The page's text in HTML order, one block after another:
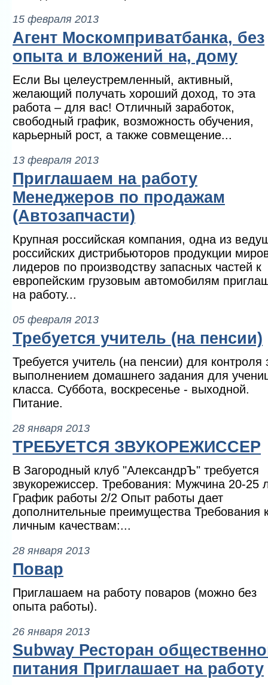
15 февраля 2013
Агент Москомприватбанка, без
опыта и вложений на, дому
Если Вы целеустремленный, активный,
желающий получать хороший доход, то эта
работа – для вас! Отличный заработок,
свободный график, возможность обучения,
карьерный рост, а также совмещение...
13 февраля 2013
Приглашаем на работу
Менеджеров по продажам
(Автозапчасти)
Крупная российская компания, одна из
российских дистрибьюторов продукции
лидеров по производству запасных частей к
европейским грузовым автомобилям
на работу...
05 февраля 2013
Требуется учитель (на пенсии)
Требуется учитель (на пенсии) для контроля
выполнением домашнего задания для
класса. Суббота, воскресенье - выходной.
Питание.
28 января 2013
ТРЕБУЕТСЯ ЗВУКОРЕЖИССЕР
В Загородный клуб "АлександрЪ" требуется
звукорежиссер. Требования: Мужчина 20-25
График работы 2/2 Опыт работы дает
дополнительные преимущества Требования
личным качествам:...
28 января 2013
Повар
Приглашаем на работу поваров (можно без
опыта работы).
26 января 2013
Subway Ресторан
питания Приглашает на работу